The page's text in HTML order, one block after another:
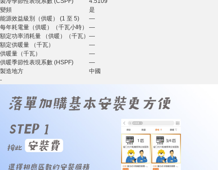
變頻
是
能源效益級別（供暖） (1 至 5)
—
每年耗電量（供暖）（千瓦小時）
—
額定功率消耗量 （供暖）（千瓦） —
額定供暖量 （千瓦）
—
供暖量（千瓦）
—
供暖季節性表現系數 (HSPF)
—
製造地方
中國
-